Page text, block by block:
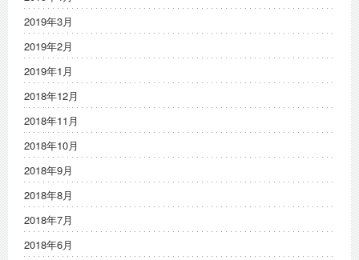
2019年3月
2019年2月
2019年1月
2018年12月
2018年11月
2018年10月
2018年9月
2018年8月
2018年7月
2018年6月